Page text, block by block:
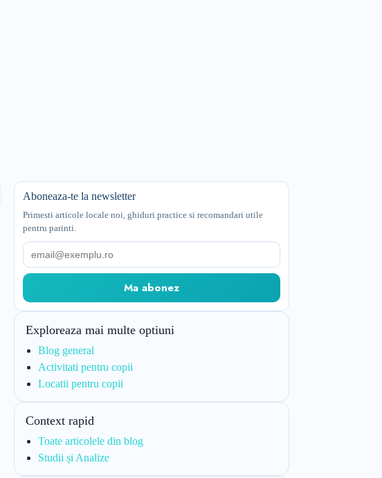
Aboneaza-te la newsletter
Primesti articole locale noi, ghiduri practice si recomandari utile
pentru parinti.
Email
Ma abonez
Exploreaza mai multe optiuni
Blog general
Activitati pentru copii
Locatii pentru copii
Context rapid
Toate articolele din blog
Studii și Analize